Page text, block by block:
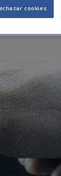
cookies